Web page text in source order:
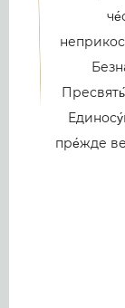
пре́жде